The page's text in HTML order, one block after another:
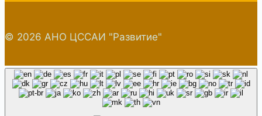
© 2026 АНО ЦССАИ "Развитие"